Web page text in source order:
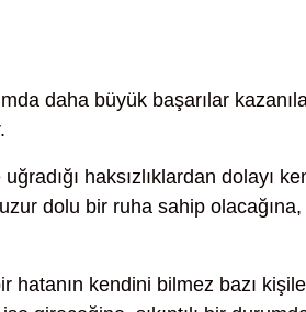
daha büyük başarılar
haksızlıklardan dolayı
dolu bir ruha sahip olacağına,
hatanın kendini bilmez bazı